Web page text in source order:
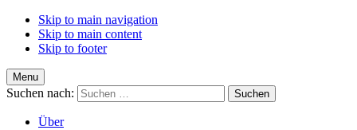
Skip to main navigation
Skip to main content
Skip to footer
Menu
Suchen nach:
Über